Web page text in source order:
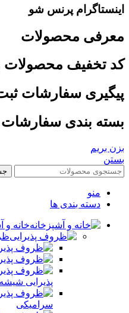
اینستاگرام پرنس شو
معرفی محصولات
کد تخفیف محصولات
پیگیری سفارشات
بسته بندی سفارشات
بزن بریم
بستن
منو
دسته بندی ها
خانه و
پذیرایی
سرامیکی